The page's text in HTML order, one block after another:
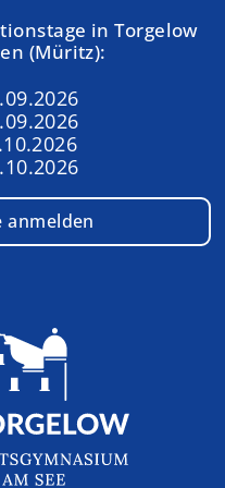
in Torgelow
(Müritz):
anmelden